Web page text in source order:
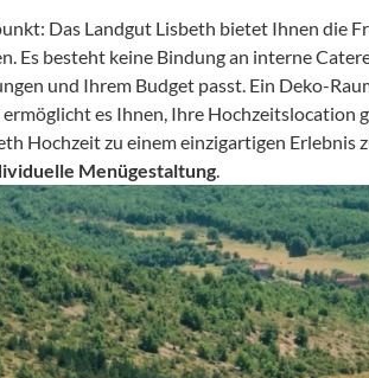
Das Landgut Lisbeth bietet Ihnen die
Es besteht keine Bindung an interne
und Ihrem Budget passt. Ein Deko-
es Ihnen, Ihre Hochzeitslocation
Hochzeit zu einem einzigartigen Erlebnis
Menügestaltung.